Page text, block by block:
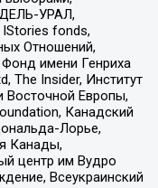
УРАЛ,
fonds,
Отношений,
имени Генриха
The Insider, Институт
Восточной Европы,
Канадский
Лорье,
Канады,
центр им Вудро
Всеукраинский